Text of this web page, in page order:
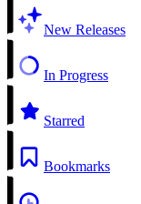
New Releases
In Progress
Starred
Bookmarks